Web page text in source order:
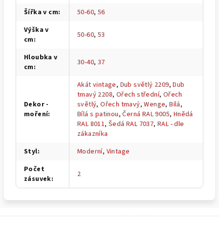
Šířka v cm: 50-60, 56
Výška v
cm: 50-60, 53
Hloubka v
cm: 30-40, 37
Dekor -
moření:
Akát vintage, Dub světlý 2209,Dub
tmavý 2208, Ořech střední, Ořech
světlý,Ořech tmavý,Wenge,Bílá,
Bílá s patinou,Černá RAL 9005, Hnědá
RAL 8011,Šedá RAL 7037,RAL - dle
zákazníka
Styl: Moderní, Vintage
Počet
zásuvek: 2